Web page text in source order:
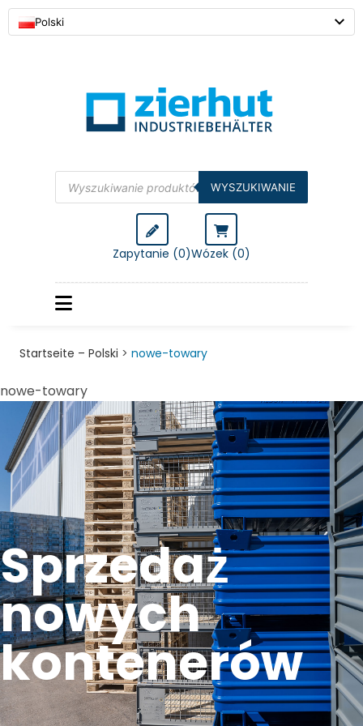
Polski
WYSZUKIWANIE
Zapytanie (0)Wózek (0)
Startseite – Polski > nowe-towary
nowe-towary
Sprzedaż
nowych
kontenerów​